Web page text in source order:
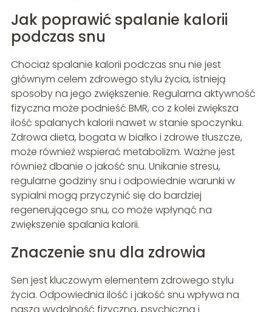
Jak poprawić spalanie kalorii
podczas snu
Chociaż spalanie kalorii podczas snu nie jest
głównym celem zdrowego stylu życia, istnieją
sposoby na jego zwiększenie. Regularna aktywność
fizyczna może podnieść BMR, co z kolei zwiększa
ilość spalanych kalorii nawet w stanie spoczynku.
Zdrowa dieta, bogata w białko i zdrowe tłuszcze,
może również wspierać metabolizm. Ważne jest
również dbanie o jakość snu. Unikanie stresu,
regularne godziny snu i odpowiednie warunki w
sypialni mogą przyczynić się do bardziej
regenerującego snu, co może wpłynąć na
zwiększenie spalania kalorii.
Znaczenie snu dla zdrowia
Sen jest kluczowym elementem zdrowego stylu
życia. Odpowiednia ilość i jakość snu wpływa na